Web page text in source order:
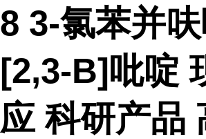
8 3-氯苯并
[2,3-B]吡啶
应 科研产品